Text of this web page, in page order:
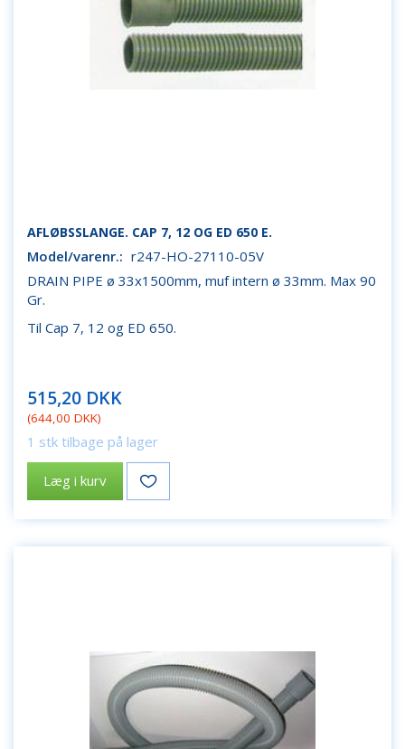
AFLØBSSLANGE. CAP 7, 12 OG ED 650 E.
Model/varenr.: r247-HO-27110-05V
DRAIN PIPE ø 33x1500mm, muf intern ø 33mm. Max 90
Gr.
Til Cap 7, 12 og ED 650.
515,20 DKK
(644,00 DKK)
1 stk tilbage på lager
Læg i kurv